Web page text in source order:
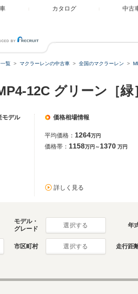
カタログ 中古
覧 マクラーレンの中古車 全国のマクラーレン
12C グリーン［
モデル 価格相場情報
平均価格： 1264万円
価格帯： 1158万円～1370 万円
詳しく見る
モデル・
グレード
選択する 年
市区町村 選択する 走行距